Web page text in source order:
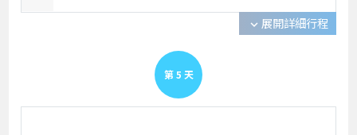
expand_more 展開詳細行程
第 5 天